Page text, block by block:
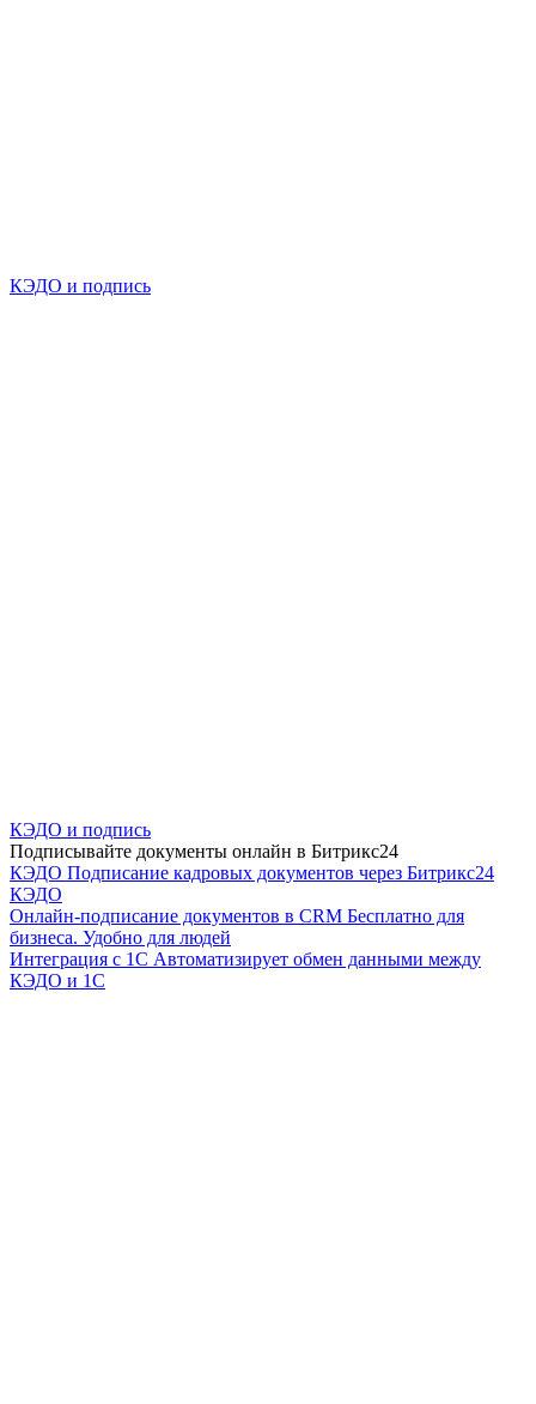
КЭДО и подпись
КЭДО и подпись
Подписывайте документы онлайн в Битрикс24
КЭДО Подписание кадровых документов через Битрикс24
КЭДО
Онлайн-подписание документов в CRM Бесплатно для
бизнеса. Удобно для людей
Интеграция с 1С Автоматизирует обмен данными между
КЭДО и 1С